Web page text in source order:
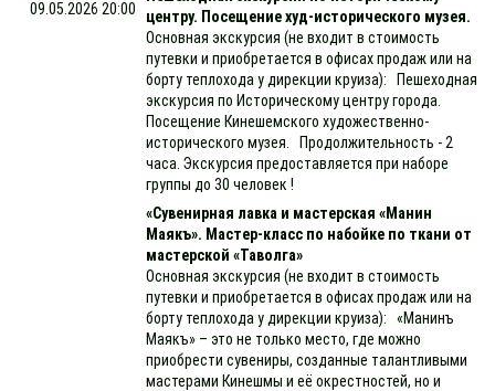
09.05.2026 20:00
центру. Посещение худ-исторического музея.
Основная экскурсия (не входит в стоимость
путевки и приобретается в офисах продаж или на
борту теплохода у дирекции круиза): Пешеходная
экскурсия по Историческому центру города.
Посещение Кинешемского художественно-
исторического музея. Продолжительность - 2
часа. Экскурсия предоставляется при наборе
группы до 30 человек !
«Сувенирная лавка и мастерская «Манин
Маякъ». Мастер-класс по набойке по ткани от
мастерской «Таволга»
Основная экскурсия (не входит в стоимость
путевки и приобретается в офисах продаж или на
борту теплохода у дирекции круиза): «Манинъ
Маякъ» – это не только место, где можно
приобрести сувениры, созданные талантливыми
мастерами Кинешмы и её окрестностей, но и